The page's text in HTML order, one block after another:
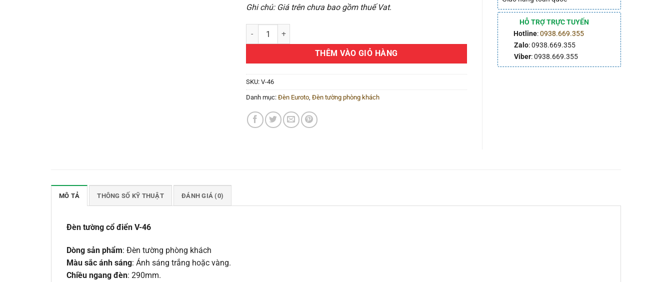
Ghi chú: Giá trên chưa bao gồm thuế Vat.
Đèn tường cổ điển V-46 số lượng
THÊM VÀO GIỎ HÀNG
SKU: V-46
Danh mục: Đèn Euroto, Đèn tường phòng khách
HỖ TRỢ TRỰC TUYẾN
Hotline:0938.669.355
Zalo: 0938.669.355
Viber: 0938.669.355
MÔ TẢ THÔNG SỐ KỸ THUẬT ĐÁNH GIÁ (0)
Đèn tường cổ điển V-46
Dòng sản phẩm: Đèn tường phòng khách
Màu sắc ánh sáng: Ánh sáng trắng hoặc vàng.
Chiều ngang đèn: 290mm.